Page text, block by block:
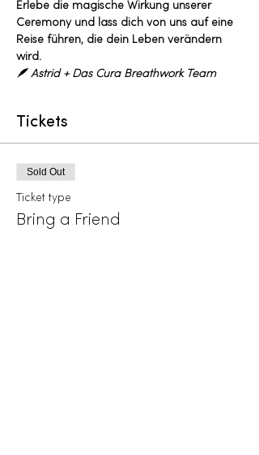
Erlebe die magische Wirkung unserer
Ceremony und lass dich von uns auf eine
Reise führen, die dein Leben verändern
wird.
🪶 Astrid + Das Cura Breathwork Team
Tickets
Sold Out
Ticket type
Bring a Friend